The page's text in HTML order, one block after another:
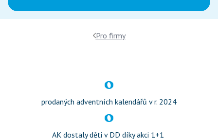
Pro firmy
0
prodaných adventních kalendářů v r. 2024
0
AK dostaly děti v DD díky akci 1+1